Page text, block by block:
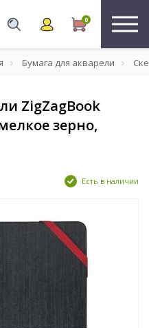
0
Бумага для акварели
ZigZagBook
зерно,
Есть в наличии